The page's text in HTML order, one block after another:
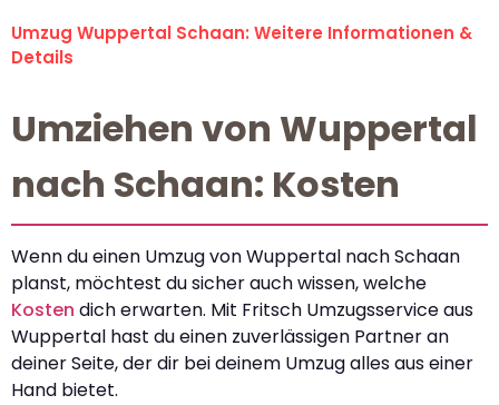
Umzug Wuppertal Schaan: Weitere Informationen &
Details
Umziehen von Wuppertal
nach Schaan: Kosten
Wenn du einen Umzug von Wuppertal nach Schaan
planst, möchtest du sicher auch wissen, welche
Kosten dich erwarten. Mit Fritsch Umzugsservice aus
Wuppertal hast du einen zuverlässigen Partner an
deiner Seite, der dir bei deinem Umzug alles aus einer
Hand bietet.